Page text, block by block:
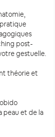
post-
gestuelle.
théorie et
peau et de la